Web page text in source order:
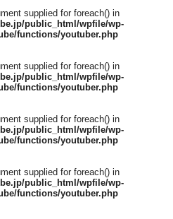
supplied for foreach() in
public_html/wpfile/wp-
functions/youtuber.php
supplied for foreach() in
public_html/wpfile/wp-
functions/youtuber.php
supplied for foreach() in
public_html/wpfile/wp-
functions/youtuber.php
supplied for foreach() in
public_html/wpfile/wp-
functions/youtuber.php